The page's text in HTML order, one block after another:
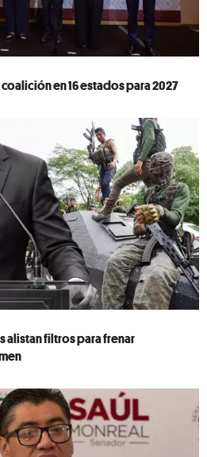
en 16 estados para 2027
filtros para frenar